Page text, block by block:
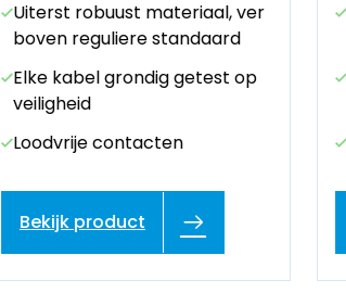
Uiterst robuust materiaal, ver
boven reguliere standaard
Elke kabel grondig getest op
veiligheid
Loodvrije contacten
Bekijk product